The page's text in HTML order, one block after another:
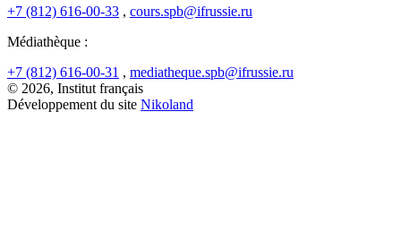
+7 (812) 616-00-33 , cours.spb@ifrussie.ru
Médiathèque :
+7 (812) 616-00-31 , mediatheque.spb@ifrussie.ru
© 2026, Institut français
Développement du site Nikoland